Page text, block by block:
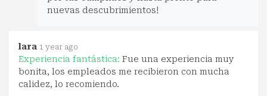
nuevas descubrimientos!
lara 1 year ago
Experiencia fantástica: Fue una experiencia muy
bonita, los empleados me recibieron con mucha
calidez, lo recomiendo.